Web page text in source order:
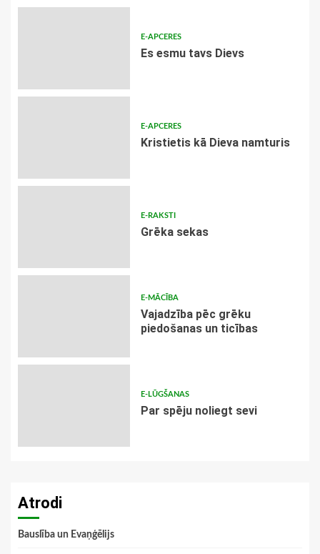
E-APCERES
Es esmu tavs Dievs
E-APCERES
Kristietis kā Dieva namturis
E-RAKSTI
Grēka sekas
E-MĀCĪBA
Vajadzība pēc grēku
piedošanas un ticības
E-LŪGŠANAS
Par spēju noliegt sevi
Atrodi
Bauslība un Evaņģēlijs